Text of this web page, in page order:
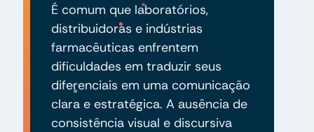
É comum que laboratórios,
distribuidoras e indústrias
farmacêuticas enfrentem
dificuldades em traduzir seus
diferenciais em uma comunicação
clara e estratégica. A ausência de
consistência visual e discursiva